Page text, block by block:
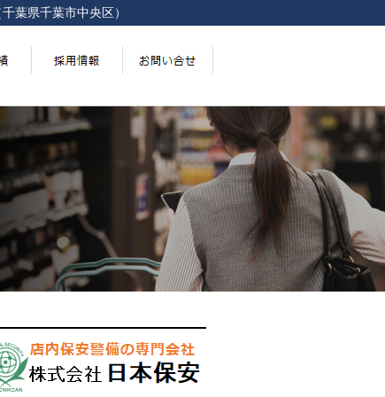
葉県千葉市中央区）